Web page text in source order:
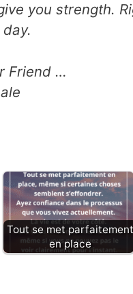
you strength.
Friend …
Tout se met parfaitement
en place